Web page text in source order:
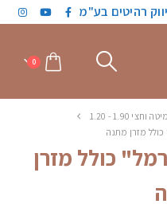
רהיטים בע"מ
0
מיטה וחצי 1.90 - 1.20
מזרן מתנה
כולל מזרן